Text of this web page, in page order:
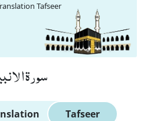
Tafseer
سورة
Tafseer